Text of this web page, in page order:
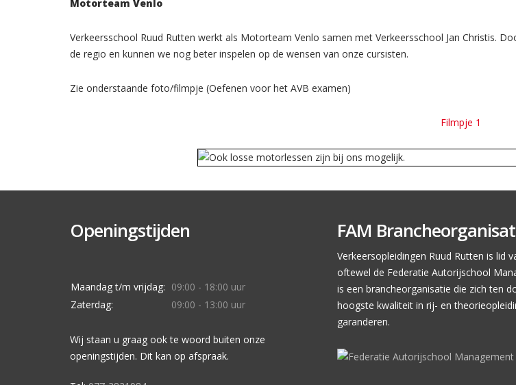
Motorteam Venlo
Verkeersschool Ruud Rutten werkt als Motorteam Venlo samen met Verkeersschool Jan Christis.
de regio en kunnen we nog beter inspelen op de wensen van onze cursisten.
Zie onderstaande foto/filmpje (Oefenen voor het AVB examen)
Filmpje 1
Openingstijden
Maandag t/m vrijdag: 09:00 - 18:00 uur
Zaterdag:
09:00 - 13:00 uur
Wij staan u graag ook te woord buiten onze
openingstijden. Dit kan op afspraak.
FAM
Verkeersopleidingen Ruud Rutten is lid
oftewel de Federatie Autorijschool
is een brancheorganisatie die zich ten
hoogste kwaliteit in rij- en
garanderen.